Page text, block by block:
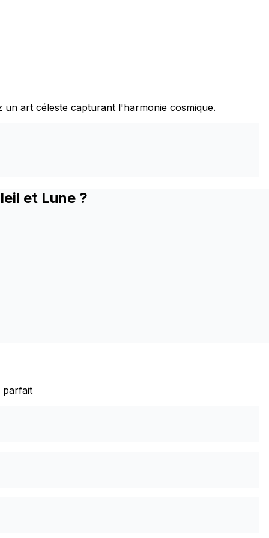
art céleste capturant l'harmonie cosmique.
et Lune ?
parfait